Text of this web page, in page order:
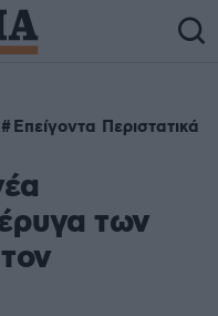
Επείγοντα Περιστατικά
των